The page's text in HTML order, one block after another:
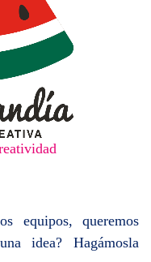
equipos, queremos
idea? Hagámosla